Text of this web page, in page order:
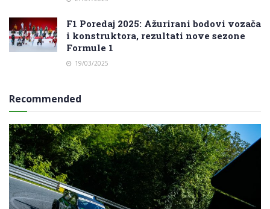
F1 Poredaj 2025: Ažurirani bodovi vozača
i konstruktora, rezultati nove sezone
Formule 1
19/03/2025
Recommended